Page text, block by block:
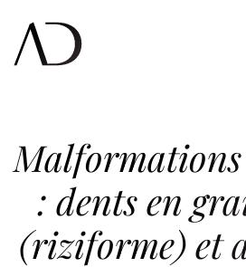
Notre
: dents en
(riziforme) et